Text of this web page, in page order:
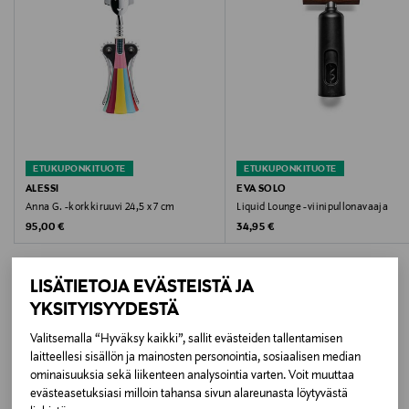
LISÄTIETOJA EVÄSTEISTÄ JA
YKSITYISYYDESTÄ
Valitsemalla “Hyväksy kaikki”, sallit evästeiden tallentamisen
laitteellesi sisällön ja mainosten personointia, sosiaalisen median
ominaisuuksia sekä liikenteen analysointia varten. Voit muuttaa
evästeasetuksiasi milloin tahansa sivun alareunasta löytyvästä
Valmistajan osoite
VIA PRIVATA ALESSI, 6, I-28882, DI OMEGNA VB,
CRUSINALLO, ITALY
Digitaalinen osoite
alice.nesti@alessi.com
Avainsanat
Korkkiruuvi
ETUKUPONKITUOTE
ALESSI
Anna G. -korkkiruuvi 24,5 x 7 cm
Original Price
95,00 €
ETUKUPONKITUOTE
EVA SOLO
Liquid Lounge -viinipullonavaaja
Original Price
34,95 €
LISÄÄ KIINNOSTAVIA
TUOTTEITA